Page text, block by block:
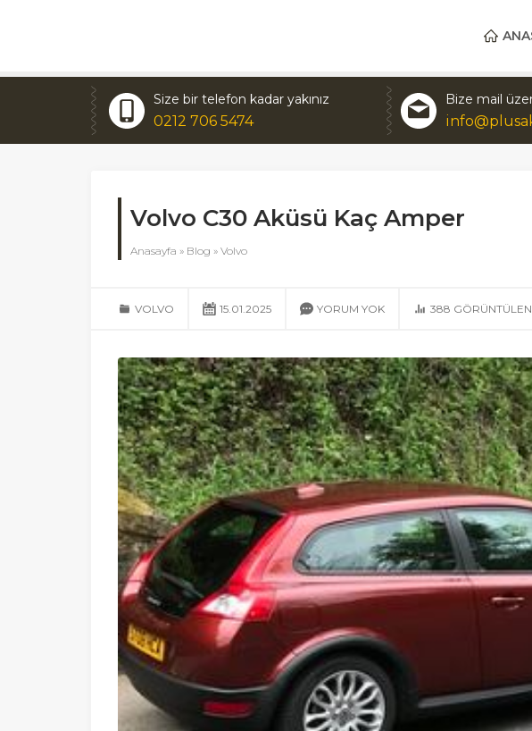
Size bir telefon kadar yakınız
0212 706 5474
Bize mail
Volvo C30 Aküsü Kaç Amper
Anasayfa » Blog » Volvo
VOLVO 15.01.2025 YORUM YOK 388